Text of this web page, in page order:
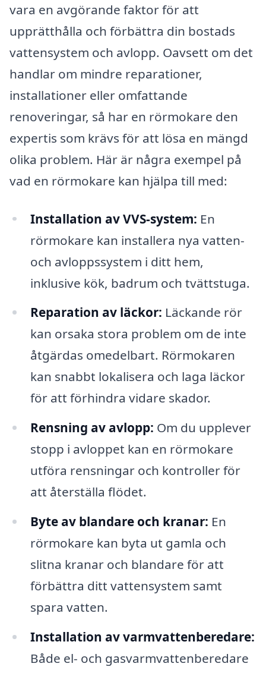
vara en avgörande faktor för att
upprätthålla och förbättra din bostads
vattensystem och avlopp. Oavsett om det
handlar om mindre reparationer,
installationer eller omfattande
renoveringar, så har en rörmokare den
expertis som krävs för att lösa en mängd
olika problem. Här är några exempel på
vad en rörmokare kan hjälpa till med:
Installation av VVS-system: En
rörmokare kan installera nya vatten-
och avloppssystem i ditt hem,
inklusive kök, badrum och tvättstuga.
Reparation av läckor: Läckande rör
kan orsaka stora problem om de inte
åtgärdas omedelbart. Rörmokaren
kan snabbt lokalisera och laga läckor
för att förhindra vidare skador.
Rensning av avlopp: Om du upplever
stopp i avloppet kan en rörmokare
utföra rensningar och kontroller för
att återställa flödet.
Byte av blandare och kranar: En
rörmokare kan byta ut gamla och
slitna kranar och blandare för att
förbättra ditt vattensystem samt
spara vatten.
Installation av varmvattenberedare:
Både el- och gasvarmvattenberedare